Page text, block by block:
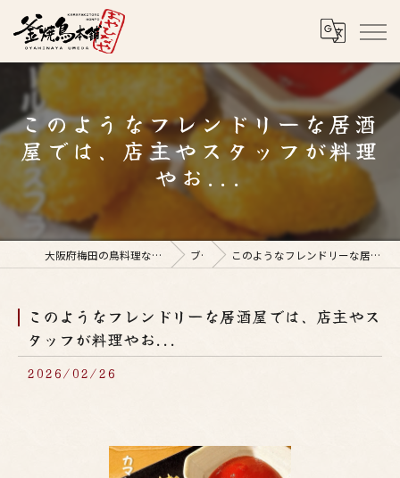
このようなフレンドリーな居酒
屋では、店主やスタッフが料理
やお...
大阪府梅田の鳥料理なら釜焼鳥本舗おやひなや 梅田店 ブログ このようなフレンドリーな居酒屋では、店主やスタッフが料理やお...
このようなフレンドリーな居酒屋では、店主やス
タッフが料理やお...
2026/02/26